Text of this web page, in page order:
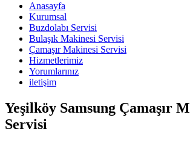
Anasayfa
Kurumsal
Buzdolabı Servisi
Bulaşık Makinesi Servisi
Çamaşır Makinesi Servisi
Hizmetlerimiz
Yorumlarınız
iletişim
Yeşilköy Samsung Çamaşır
Servisi